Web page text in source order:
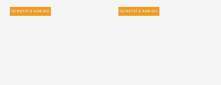
ÜCRETSIZ KARGO ÜCRETSIZ KARGO